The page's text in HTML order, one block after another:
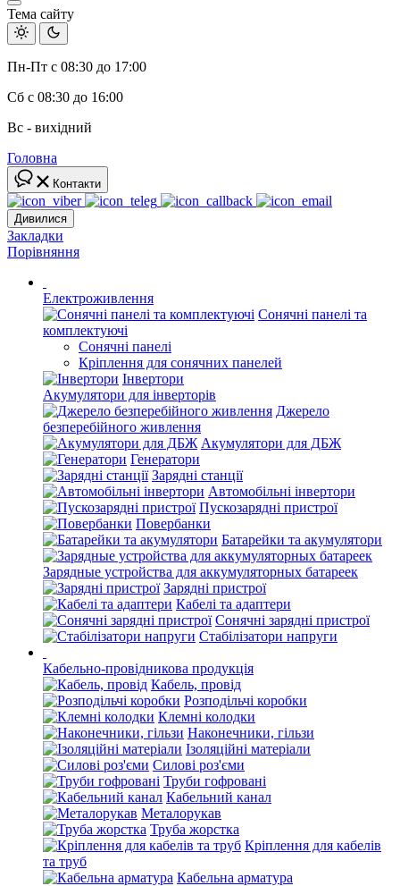
Тема сайту
Пн-Пт с 08:30 до 17:00
Сб с 08:30 до 16:00
Вс - вихідний
Головна
Контакти
Дивилися
Закладки
Порівняння
Електроживлення
Сонячні панелі та
комплектуючі
Сонячні панелі
Кріплення для сонячних панелей
Інвертори
Акумулятори для інверторів
Джерело
безперебійного живлення
Акумулятори для ДБЖ
Генератори
Зарядні станції
Автомобільні інвертори
Пускозарядні пристрої
Повербанки
Батарейки та акумулятори
Зарядные устройства для аккумуляторных батареек
Зарядні пристрої
Кабелі та адаптери
Сонячні зарядні пристрої
Стабілізатори напруги
Кабельно-провідникова продукція
Кабель, провід
Розподільчі коробки
Клемні колодки
Наконечники, гільзи
Ізоляційні матеріали
Силові роз'єми
Труби гофровані
Кабельний канал
Металорукав
Труба жорстка
Кріплення для кабелів
та труб
Кабельна арматура